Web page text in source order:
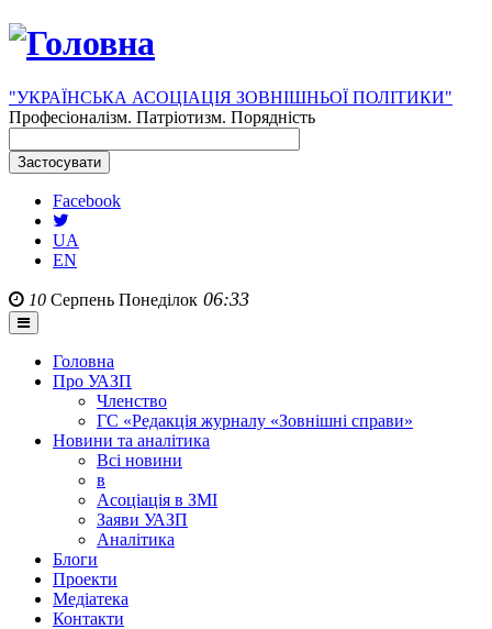
"УКРАЇНСЬКА АСОЦІАЦІЯ ЗОВНІШНЬОЇ ПОЛІТИКИ"
Професіоналізм. Патріотизм. Порядність
Facebook
UA
EN
10 Серпень Понеділок 06:33
Головна
Про УАЗП
Членство
ГС «Редакція журналу «Зовнішні справи»
Новини та аналітика
Всі новини
в
Асоціація в ЗМІ
Заяви УАЗП
Аналітика
Блоги
Проекти
Медіатека
Контакти